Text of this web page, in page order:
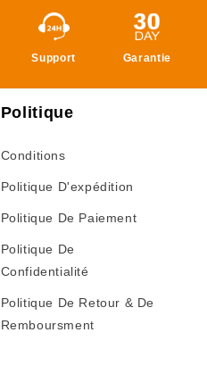
Support Garantie
Politique
Conditions
Politique D'expédition
Politique De Paiement
Politique De
Confidentialité
Politique De Retour & De
Remboursment